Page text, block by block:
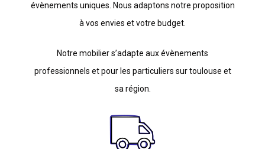
évènements uniques. Nous adaptons notre proposition
à vos envies et votre budget.
Notre mobilier s’adapte aux évènements
professionnels et pour les particuliers sur toulouse et
sa région.